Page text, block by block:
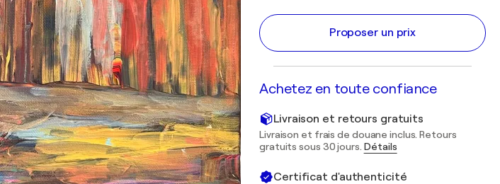
Proposer un prix
Achetez en toute confiance
Livraison et retours gratuits
Livraison et frais de douane inclus. Retours
gratuits sous 30 jours. Détails
Certificat d'authenticité